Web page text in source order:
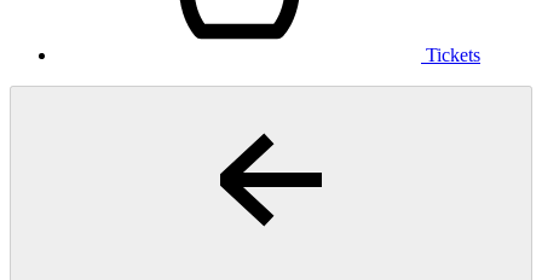
Tickets